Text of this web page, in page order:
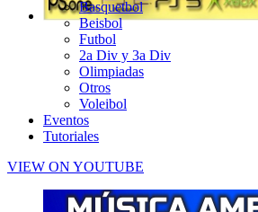
Basquetbol
Beisbol
Futbol
2a Div y 3a Div
Olimpiadas
Otros
Voleibol
Eventos
Tutoriales
VIEW ON YOUTUBE